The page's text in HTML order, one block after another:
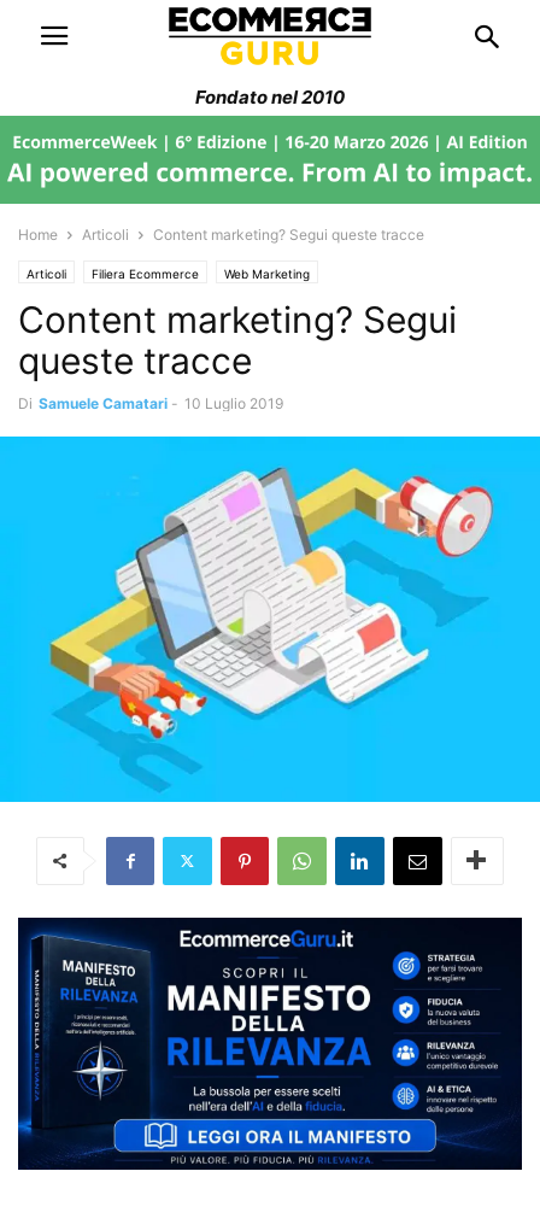
Fondato nel 2010
Home Articoli Content marketing? Segui queste tracce
Articoli Filiera Ecommerce Web Marketing
Content marketing? Segui
queste tracce
Di Samuele Camatari - 10 Luglio 2019